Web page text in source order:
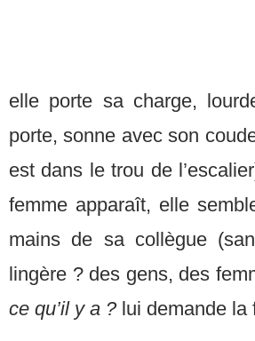
elle porte sa charge,
porte, sonne avec son
est dans le trou de
femme apparaît, elle
mains de sa collègue
lingère ? des gens, des
ce qu’il y a ?lui demande la